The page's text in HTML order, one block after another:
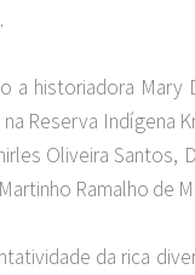
historiadora
Reserva Indígena
Oliveira
Ramalho de
da rica